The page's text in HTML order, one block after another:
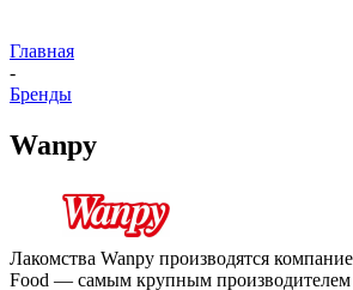
Главная
-
Бренды
Wanpy
Лакомства Wanpy производятся
Food — самым крупным производителем